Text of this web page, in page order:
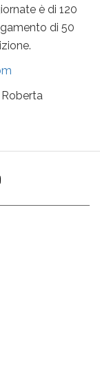
è di 120
di 50
Roberta